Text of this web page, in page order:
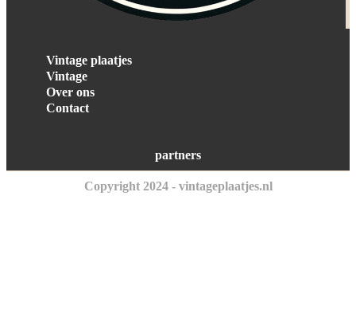
Vintage plaatjes
Vintage
Over ons
Contact
partners
Copyright 2024 - vintageplaatjes.nl